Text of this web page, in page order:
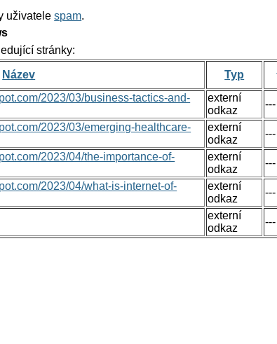
uživatelespam.
stránky:
Název Typ
2023/03/business-tactics-and-
externí
odkaz
---
2023/03/emerging-healthcare-
externí
odkaz
---
2023/04/the-importance-of-
externí
odkaz
---
2023/04/what-is-internet-of-
externí
odkaz
---
externí
odkaz
---